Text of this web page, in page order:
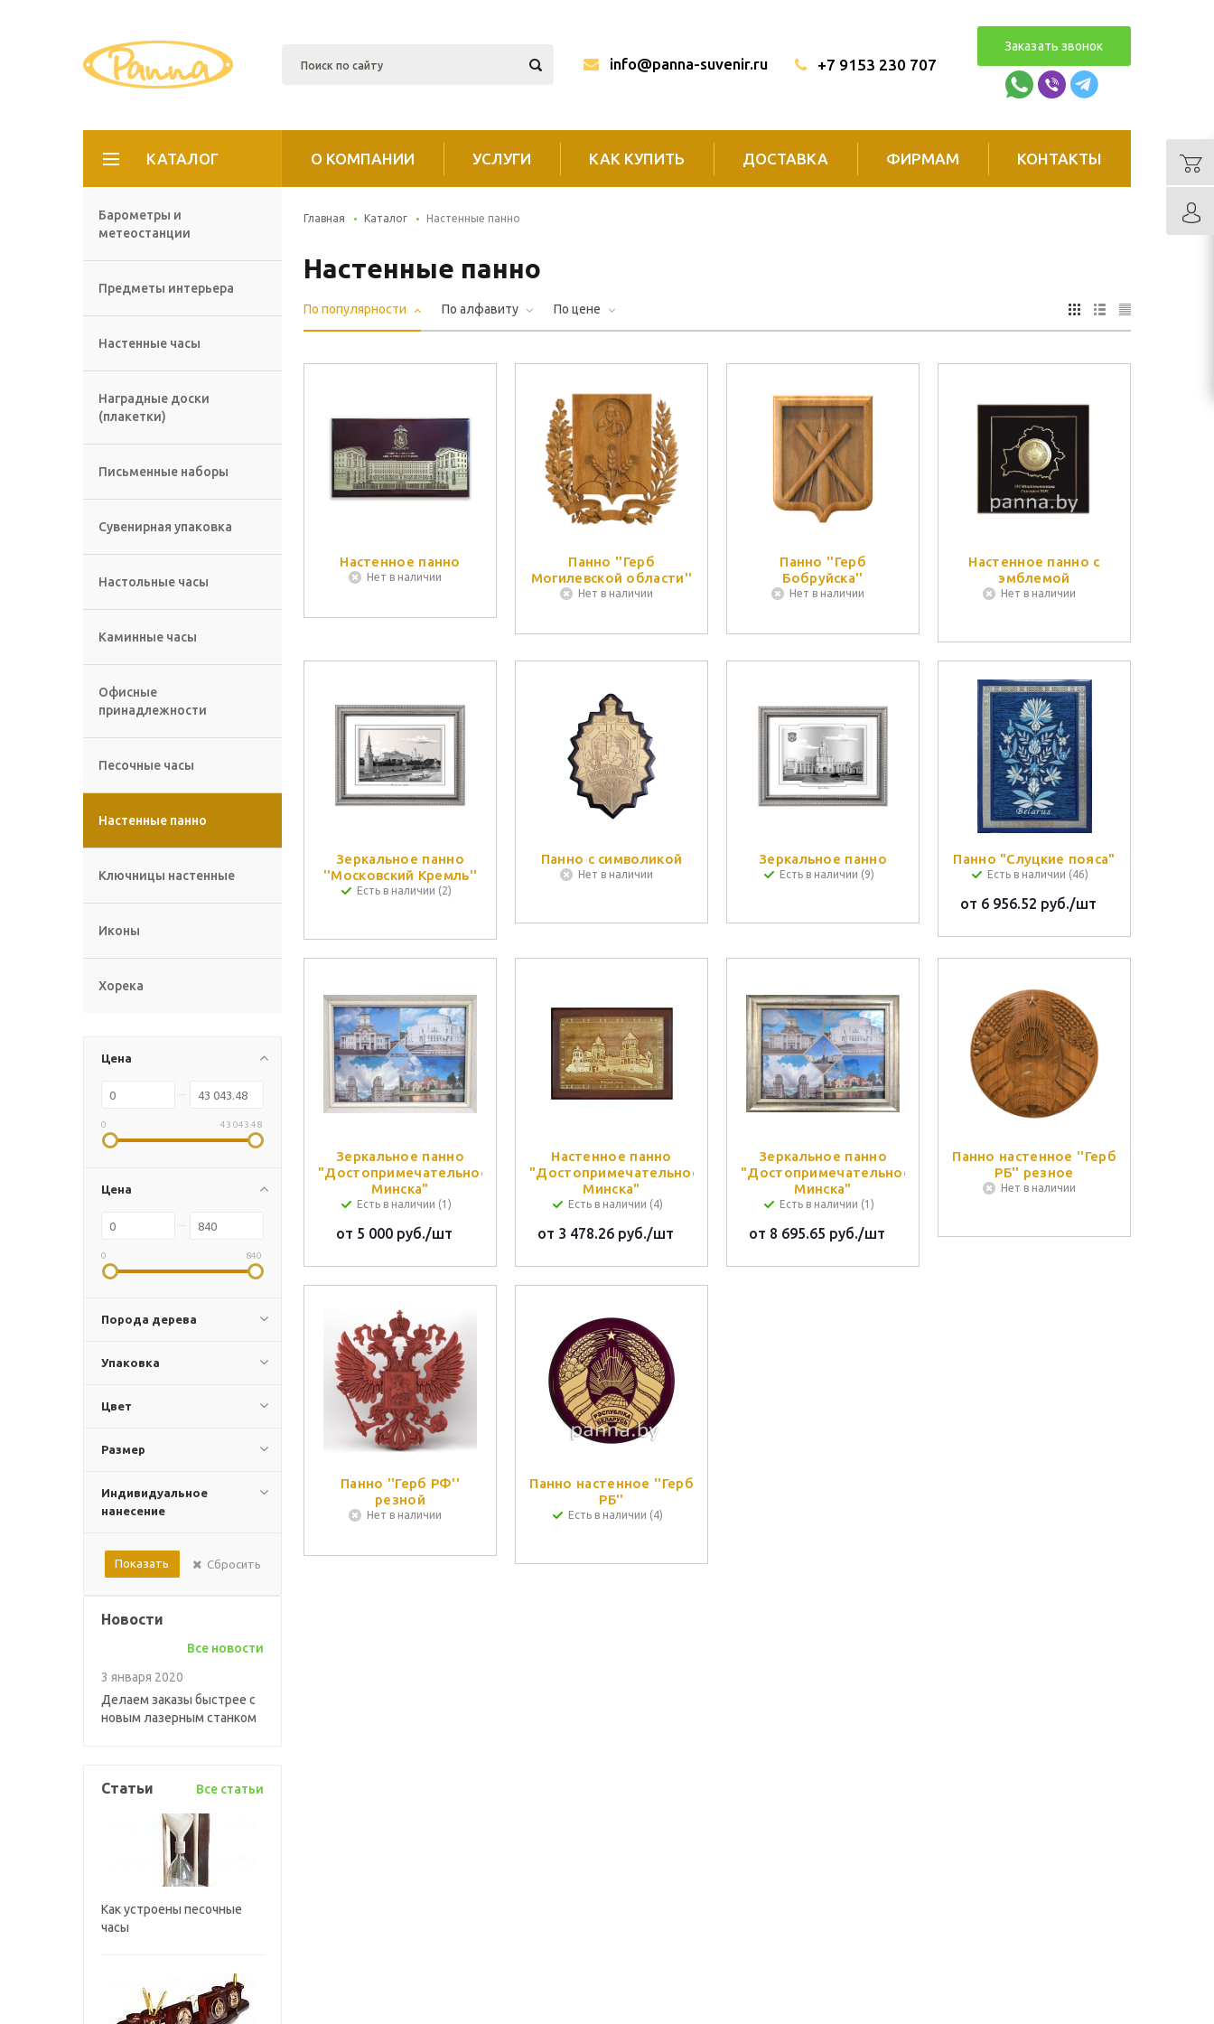
info@panna-suvenir.ru +7 9153 230 707
Заказать звонок
КАТАЛОГ О КОМПАНИИ УСЛУГИ КАК КУПИТЬ ДОСТАВКА ФИРМАМ КОНТАКТЫ
Барометры и
метеостанции
Предметы интерьера
Настенные часы
Наградные доски
(плакетки)
Письменные наборы
Сувенирная упаковка
Настольные часы
Каминные часы
Офисные
принадлежности
Песочные часы
Настенные панно
Ключницы настенные
Иконы
Хорека
Цена
0 43 043.48
Цена
0 840
Порода дерева
Упаковка
Цвет
Размер
Индивидуальное
нанесение
Сбросить
Новости
Все новости
3 января 2020
Делаем заказы быстрее с
новым лазерным станком
Статьи Все статьи
Как устроены песочные
часы
Главная Каталог Настенные панно
Настенные панно
По популярности По алфавиту По цене
Настенное панно
Нет в наличии
Панно ''Герб
Могилевской области''
Нет в наличии
Панно ''Герб
Бобруйска''
Нет в наличии
Настенное панно с
эмблемой
Нет в наличии
Зеркальное панно
''Московский Кремль''
Есть в наличии (2)
Панно с символикой
Нет в наличии
Зеркальное панно
Есть в наличии (9)
Панно "Слуцкие пояса"
Есть в наличии (46)
от 6 956.52 руб./шт
Зеркальное панно
"Достопримечательности
Минска"
Есть в наличии (1)
от 5 000 руб./шт
Настенное панно
"Достопримечательности
Минска"
Есть в наличии (4)
от 3 478.26 руб./шт
Зеркальное панно
"Достопримечательности
Минска"
Есть в наличии (1)
от 8 695.65 руб./шт
Панно настенное ''Герб
РБ'' резное
Нет в наличии
Панно ''Герб РФ''
резной
Нет в наличии
Панно настенное ''Герб
РБ''
Есть в наличии (4)